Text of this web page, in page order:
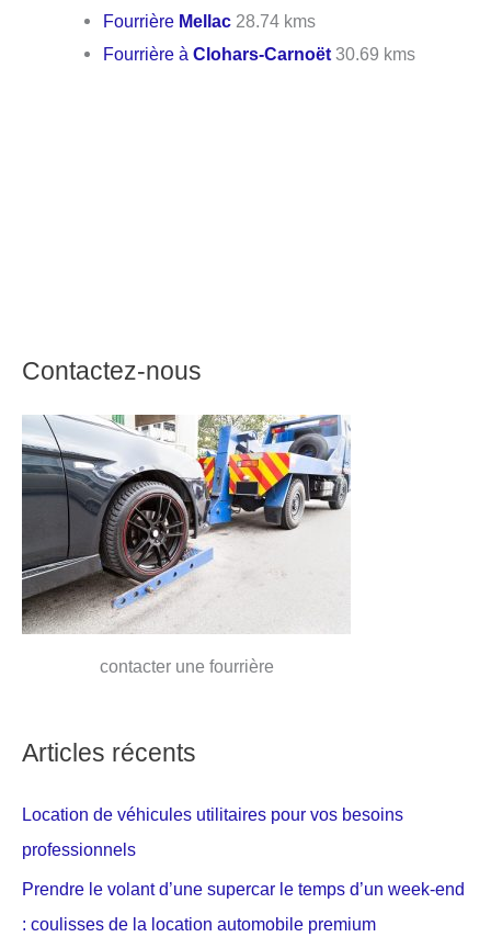
Fourrière Mellac 28.74 kms
Fourrière àClohars-Carnoët 30.69 kms
Contactez-nous
contacter une fourrière
Articles récents
Location de véhicules utilitaires pour vos besoins
professionnels
Prendre le volant d’une supercar le temps d’un week-end
: coulisses de la location automobile premium